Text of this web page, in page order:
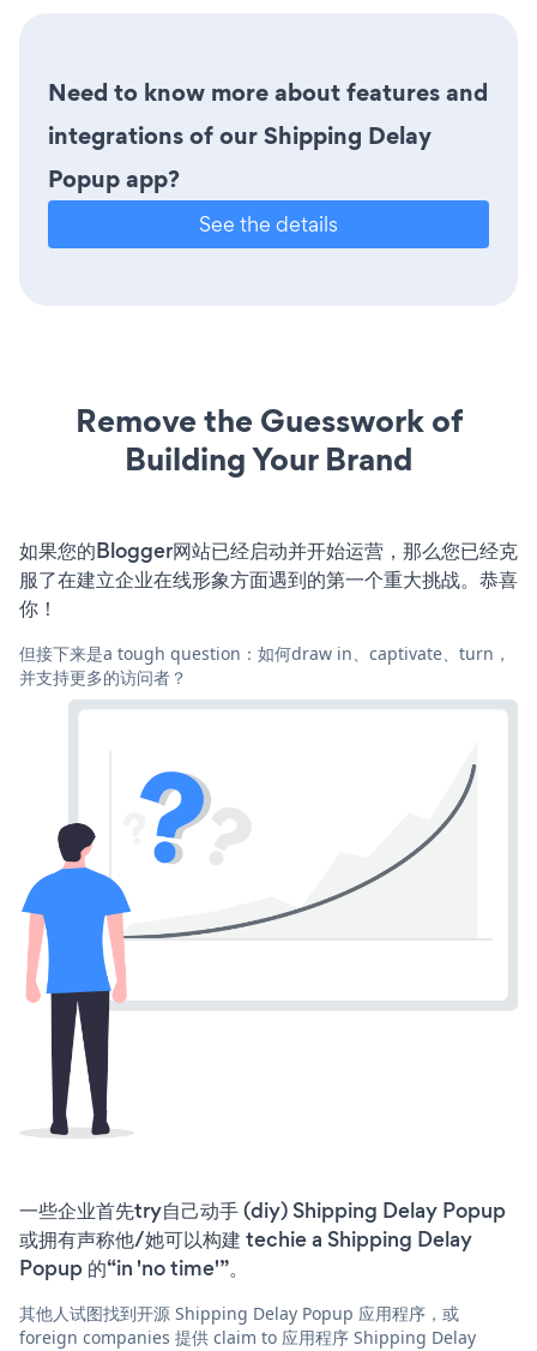
Need to know more about features and
integrations of our Shipping Delay
Popup app?
See the details
Remove the Guesswork of
Building Your Brand
如果您的Blogger网站已经启动并开始运营，那么您已经克
服了在建立企业在线形象方面遇到的第一个重大挑战。恭喜
你！
但接下来是a tough question：如何draw in、captivate、turn，
并支持更多的访问者？
一些企业首先try自己动手 (diy) Shipping Delay Popup
或拥有声称他/她可以构建 techie a Shipping Delay
Popup 的“in 'no time'”。
其他人试图找到开源 Shipping Delay Popup 应用程序，或
foreign companies 提供 claim to 应用程序 Shipping Delay